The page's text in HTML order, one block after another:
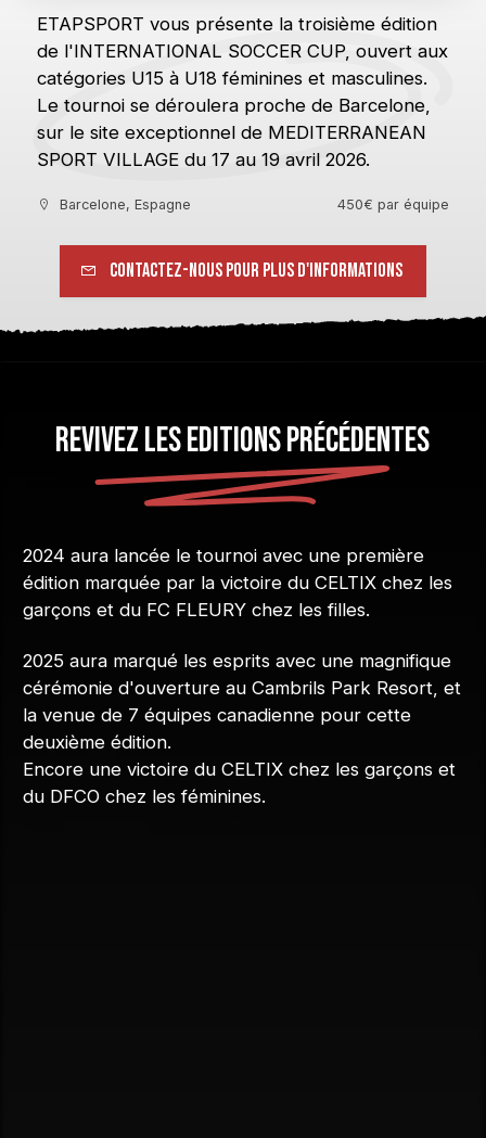
ETAPSPORT vous présente la troisième édition
de l'INTERNATIONAL SOCCER CUP, ouvert aux
catégories U15 à U18 féminines et masculines.
Le tournoi se déroulera proche de Barcelone,
sur le site exceptionnel de MEDITERRANEAN
SPORT VILLAGE du 17 au 19 avril 2026.
Barcelone, Espagne 450€ par équipe
Contactez-nous pour plus d'informations
REVIVEZ LES EDITIONS PRÉCÉDENTES
2024 aura lancée le tournoi avec une première
édition marquée par la victoire du CELTIX chez les
garçons et du FC FLEURY chez les filles.
2025 aura marqué les esprits avec une magnifique
cérémonie d'ouverture au Cambrils Park Resort, et
la venue de 7 équipes canadienne pour cette
deuxième édition.
Encore une victoire du CELTIX chez les garçons et
du DFCO chez les féminines.